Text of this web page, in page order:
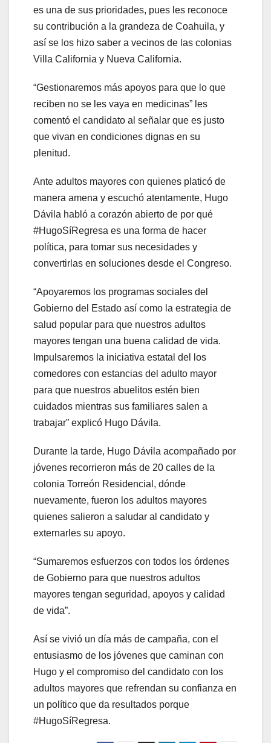
es una de sus prioridades, pues les reconoce
su contribución a la grandeza de Coahuila, y
así se los hizo saber a vecinos de las colonias
Villa California y Nueva California.
“Gestionaremos más apoyos para que lo que
reciben no se les vaya en medicinas” les
comentó el candidato al señalar que es justo
que vivan en condiciones dignas en su
plenitud.
Ante adultos mayores con quienes platicó de
manera amena y escuchó atentamente, Hugo
Dávila habló a corazón abierto de por qué
#HugoSíRegresa es una forma de hacer
política, para tomar sus necesidades y
convertirlas en soluciones desde el Congreso.
“Apoyaremos los programas sociales del
Gobierno del Estado así como la estrategia de
salud popular para que nuestros adultos
mayores tengan una buena calidad de vida.
Impulsaremos la iniciativa estatal del los
comedores con estancias del adulto mayor
para que nuestros abuelitos estén bien
cuidados mientras sus familiares salen a
trabajar” explicó Hugo Dávila.
Durante la tarde, Hugo Dávila acompañado por
jóvenes recorrieron más de 20 calles de la
colonia Torreón Residencial, dónde
nuevamente, fueron los adultos mayores
quienes salieron a saludar al candidato y
externarles su apoyo.
“Sumaremos esfuerzos con todos los órdenes
de Gobierno para que nuestros adultos
mayores tengan seguridad, apoyos y calidad
de vida”.
Así se vivió un día más de campaña, con el
entusiasmo de los jóvenes que caminan con
Hugo y el compromiso del candidato con los
adultos mayores que refrendan su confianza en
un político que da resultados porque
#HugoSíRegresa.